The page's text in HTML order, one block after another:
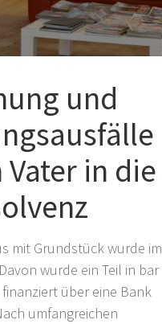
und
in die
mit Grundstück wurde im
wurde ein Teil in bar
über eine Bank
umfangreichen